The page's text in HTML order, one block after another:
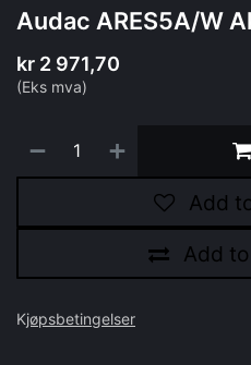
Audac ARES5A/W
kr 2 971,70
(Eks mva)
Add
Add
Kjøpsbetingelser